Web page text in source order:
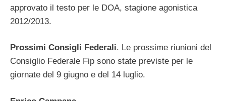
approvato il testo per le DOA, stagione agonistica
2012/2013.
Prossimi Consigli Federali. Le prossime riunioni del
Consiglio Federale Fip sono state previste per le
giornate del 9 giugno e del 14 luglio.